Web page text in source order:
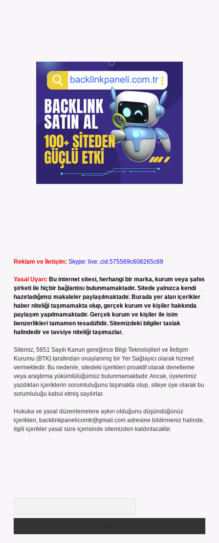
Reklam ve İletişim: Skype: live:.cid.575569c608265c69
Yasal Uyarı: Bu internet sitesi, herhangi bir marka, kurum veya şahıs
şirketi ile hiçbir bağlantısı bulunmamaktadır. Sitede yalnızca kendi
hazırladığımız makaleler paylaşılmaktadır. Burada yer alan içerikler
haber niteliği taşımamakta olup, gerçek kurum ve kişiler hakkında
paylaşım yapılmamaktadır. Gerçek kurum ve kişiler ile isim
benzerlikleri tamamen tesadüfidir. Sitemizdeki bilgiler taslak
halindedir ve tavsiye niteliği taşımazlar.
Sitemiz, 5651 Sayılı Kanun gereğince Bilgi Teknolojileri ve İletişim
Kurumu (BTK) tarafından onaylanmış bir Yer Sağlayıcı olarak hizmet
vermektedir. Bu nedenle, sitedeki içerikleri proaktif olarak denetleme
veya araştırma yükümlülüğümüz bulunmamaktadır. Ancak, üyelerimiz
yazdıkları içeriklerin sorumluluğunu taşımakta olup, siteye üye olarak bu
sorumluluğu kabul etmiş sayılırlar.
Hukuka ve yasal düzenlemelere aykırı olduğunu düşündüğünüz
içerikleri, backlinkpanelicomtr@gmail.com adresine bildirmeniz halinde,
ilgili içerikler yasal süre içerisinde sitemizden kaldırılacaktır.